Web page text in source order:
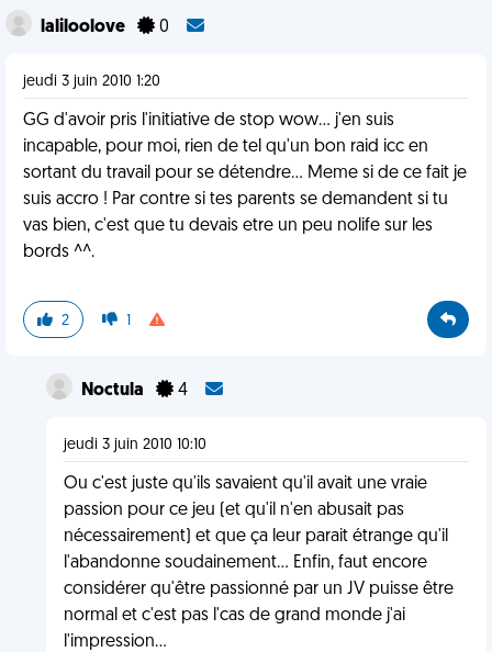
laliloolove 0
jeudi 3 juin 2010 1:20
GG d'avoir pris l'initiative de stop wow... j'en suis
incapable, pour moi, rien de tel qu'un bon raid icc en
sortant du travail pour se détendre... Meme si de ce fait je
suis accro ! Par contre si tes parents se demandent si tu
vas bien, c'est que tu devais etre un peu nolife sur les
bords ^^.
2 1
Noctula 4
jeudi 3 juin 2010 10:10
Ou c'est juste qu'ils savaient qu'il avait une vraie
passion pour ce jeu (et qu'il n'en abusait pas
nécessairement) et que ça leur parait étrange qu'il
l'abandonne soudainement... Enfin, faut encore
considérer qu'être passionné par un JV puisse être
normal et c'est pas l'cas de grand monde j'ai
l'impression...